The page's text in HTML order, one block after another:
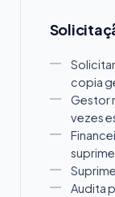
copia
Gestor
vezes
Audita